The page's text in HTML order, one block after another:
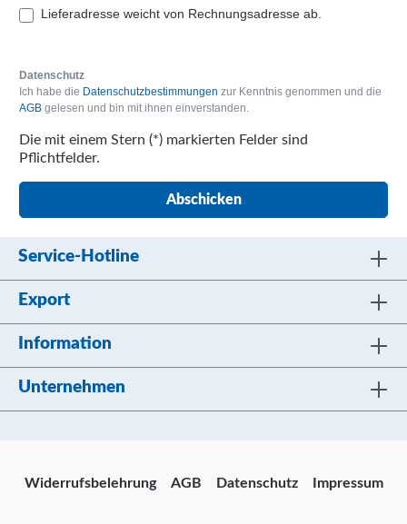
Lieferadresse weicht von Rechnungsadresse ab.
Datenschutz
Ich habe die Datenschutzbestimmungen zur Kenntnis genommen und die
AGB gelesen und bin mit ihnen einverstanden.
Die mit einem Stern (*) markierten Felder sind
Pflichtfelder.
Abschicken
Service-Hotline
Export
Information
Unternehmen
Widerrufsbelehrung AGB Datenschutz Impressum